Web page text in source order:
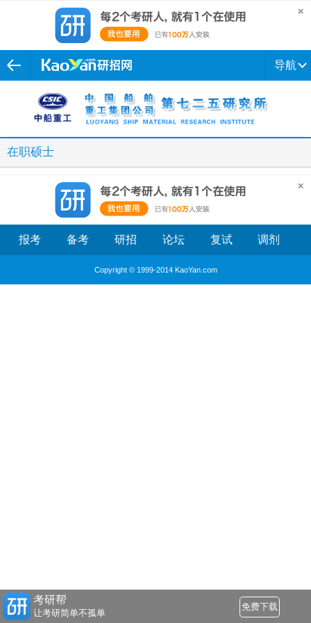
导航
在职硕士
报考 备考 研招 论坛 复试 调剂
Copyright © 1999-2014 KaoYan.com
考研帮
让考研简单不孤单
免费下载